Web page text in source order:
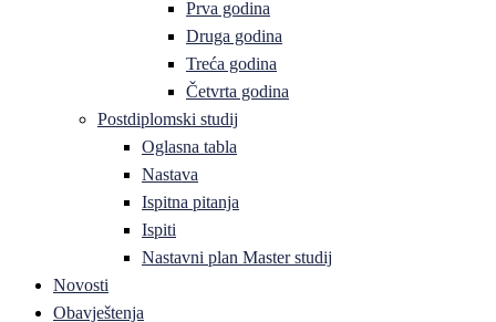
Prva godina
Druga godina
Treća godina
Četvrta godina
Postdiplomski studij
Oglasna tabla
Nastava
Ispitna pitanja
Ispiti
Nastavni plan Master studij
Novosti
Obavještenja